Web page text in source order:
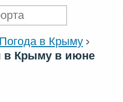
Погода в Крыму
в Крыму в июне